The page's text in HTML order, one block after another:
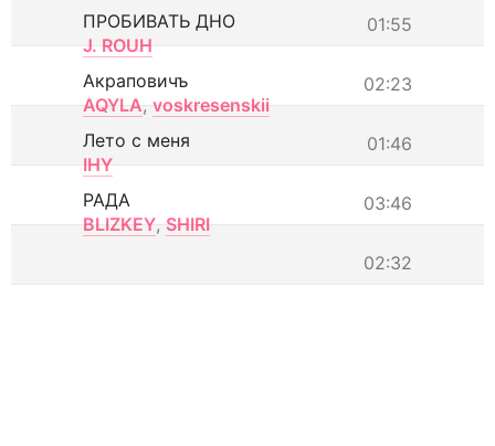
01:55
ПРОБИВАТЬ ДНО
J. ROUH
02:23
Акраповичъ
AQYLA, voskresenskii
01:46
Лето с меня
IHY
03:46
РАДА
BLIZKEY, SHIRI
02:32